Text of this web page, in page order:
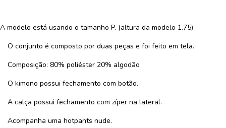
A modelo está usando o tamanho P. (altura da modelo 1.75)
O conjunto é composto por duas peças e foi feito em tela.
Composição: 80% poliéster 20% algodão
O kimono possui fechamento com botão.
A calça possui fechamento com zíper na lateral.
Acompanha uma hotpants nude.